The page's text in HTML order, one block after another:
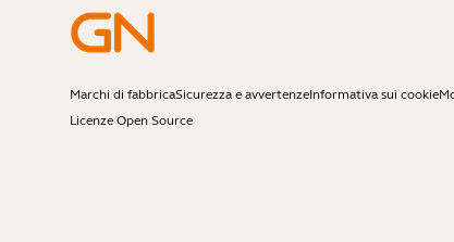
Marchi di fabbricaSicurezza e avvertenzeInformativa sui cookie
Licenze Open Source